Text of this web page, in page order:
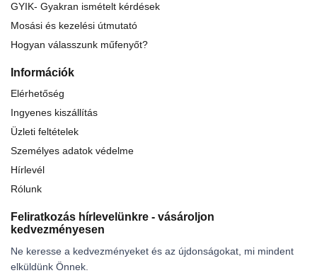
GYIK- Gyakran ismételt kérdések
Mosási és kezelési útmutató
Hogyan válasszunk műfenyőt?
Információk
Elérhetőség
Ingyenes kiszállítás
Üzleti feltételek
Személyes adatok védelme
Hírlevél
Rólunk
Feliratkozás hírlevelünkre - vásároljon
kedvezményesen
Ne keresse a kedvezményeket és az újdonságokat, mi mindent
elküldünk Önnek.